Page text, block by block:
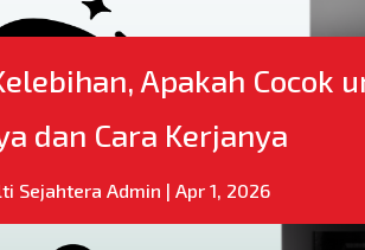
Apakah Cocok
dan Cara Kerjanya
Sejahtera Admin | Apr 1, 2026